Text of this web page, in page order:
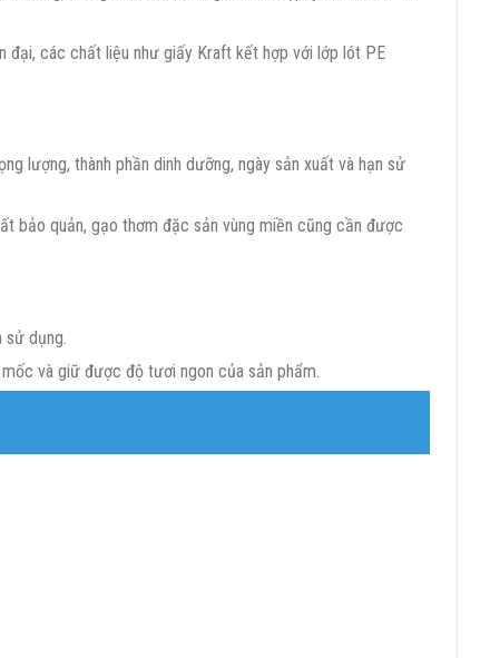
đại, các chất liệu như giấy Kraft kết hợp với lớp lót PE
lượng, thành phần dinh dưỡng, ngày sản xuất và hạn sử
bảo quản, gạo thơm đặc sản vùng miền cũng cần được
sử dụng.
và giữ được độ tươi ngon của sản phẩm.